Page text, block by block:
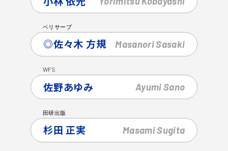
ベリサーブ
◎佐々木 方規 MasanoriSasaki
WFS
佐野あゆみ AyumiSano
田研出版
杉田 正実 MasamiSugita